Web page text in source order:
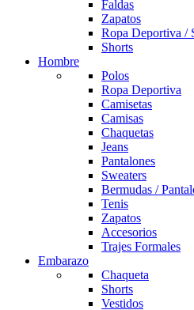
Faldas
Zapatos
Ropa Deportiva /
Shorts
Hombre
Polos
Ropa Deportiva
Camisetas
Camisas
Chaquetas
Jeans
Pantalones
Sweaters
Bermudas /
Tenis
Zapatos
Accesorios
Trajes Formales
Embarazo
Chaqueta
Shorts
Vestidos